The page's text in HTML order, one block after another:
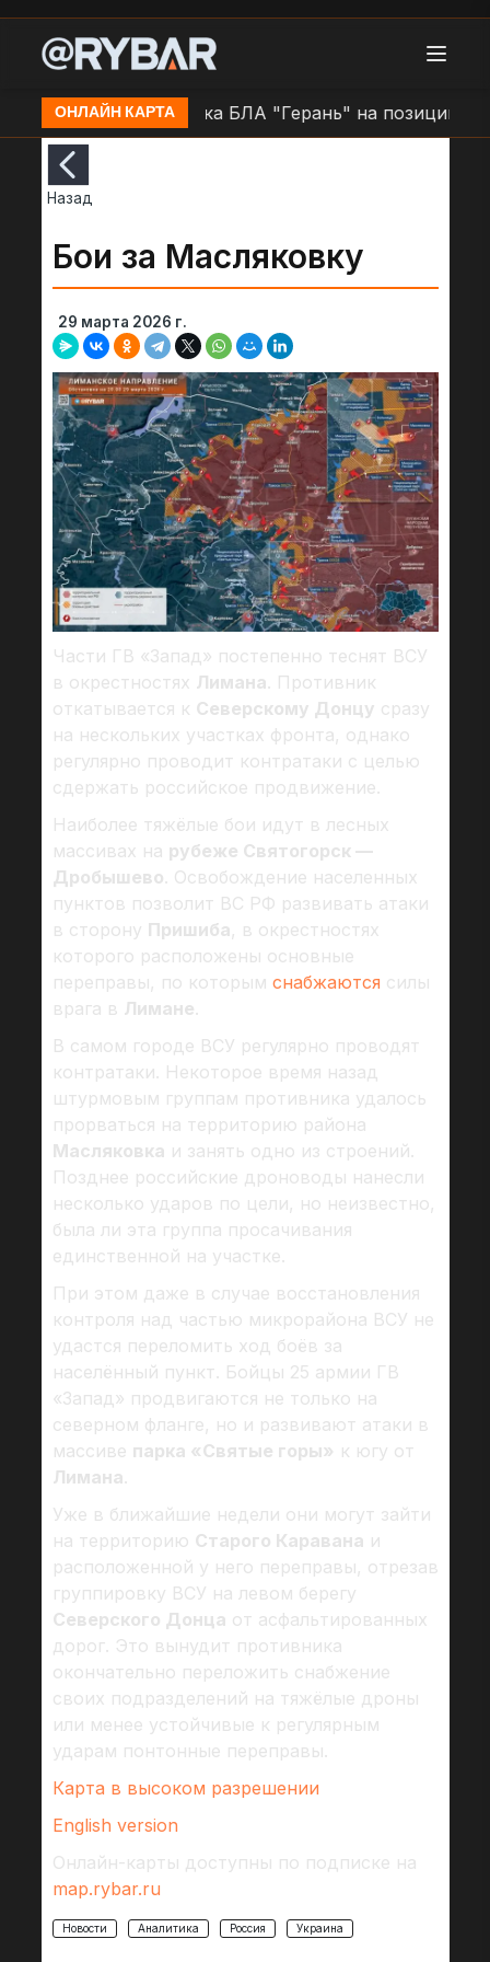
ОНЛАЙН КАРТА
Очаков Атака БЛА "Герань" на позиции ВСУ
Назад
Бои за Масляковку
29 марта 2026 г.
Части ГВ «Запад» постепенно теснят ВСУ
в окрестностях Лимана. Противник
откатывается к Северскому Донцу сразу
на нескольких участках фронта, однако
регулярно проводит контратаки с целью
сдержать российское продвижение.
Наиболее тяжёлые бои идут в лесных
массивах на рубеже Святогорск —
Дробышево. Освобождение населенных
пунктов позволит ВС РФ развивать атаки
в сторону Пришиба, в окрестностях
которого расположены основные
переправы, по которым снабжаются силы
врага в Лимане.
В самом городе ВСУ регулярно проводят
контратаки. Некоторое время назад
штурмовым группам противника удалось
прорваться на территорию района
Масляковка и занять одно из строений.
Позднее российские дроноводы нанесли
несколько ударов по цели, но неизвестно,
была ли эта группа просачивания
единственной на участке.
При этом даже в случае восстановления
контроля над частью микрорайона ВСУ не
удастся переломить ход боёв за
населённый пункт. Бойцы 25 армии ГВ
«Запад» продвигаются не только на
северном фланге, но и развивают атаки в
массиве парка «Святые горы» к югу от
Лимана.
Уже в ближайшие недели они могут зайти
на территорию Старого Каравана и
расположенной у него переправы, отрезав
группировку ВСУ на левом берегу
Северского Донца от асфальтированных
дорог. Это вынудит противника
окончательно переложить снабжение
своих подразделений на тяжёлые дроны
или менее устойчивые к регулярным
ударам понтонные переправы.
Карта в высоком разрешении
English version
Онлайн-карты доступны по подписке на
map.rybar.ru
Новости Аналитика Россия Украина